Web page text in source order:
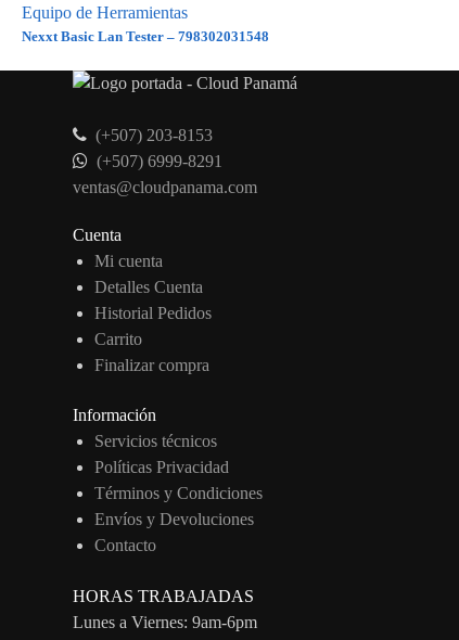
Nexxt Basic Lan Tester – 798302031548
(+507) 203-8153
(+507) 6999-8291
ventas@cloudpanama.com
Cuenta
Mi cuenta
Detalles Cuenta
Historial Pedidos
Carrito
Finalizar compra
Información
Servicios técnicos
Políticas Privacidad
Términos y Condiciones
Envíos y Devoluciones
Contacto
HORAS TRABAJADAS
Lunes a Viernes: 9am-6pm